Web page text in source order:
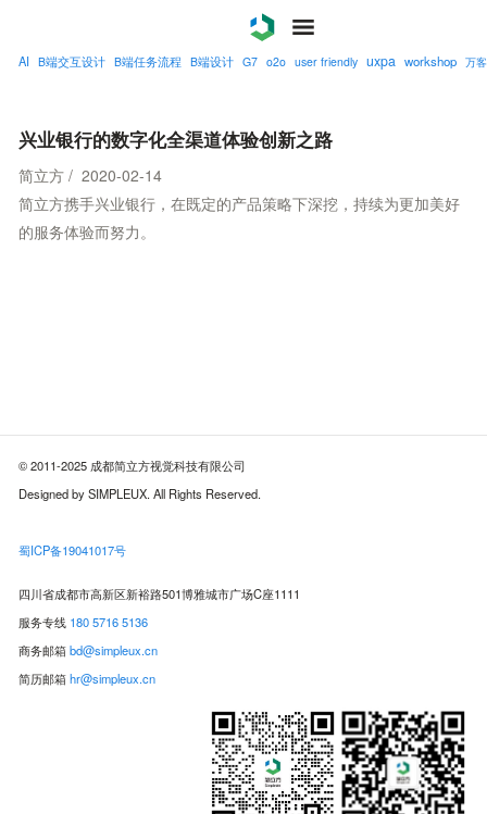
案例
服务
关于
AI B端交互设计 B端任务流程 B端设计 G7 o2o user friendly uxpa workshop 万
兴业银行的数字化全渠道体验创新之路
简立方 / 2020-02-14
简立方携手兴业银行，在既定的产品策略下深挖，持续为更加美好
的服务体验而努力。
© 2011-2025 成都简立方视觉科技有限公司
Designed by SIMPLEUX. All Rights Reserved.
蜀ICP备19041017号
四川省成都市高新区新裕路501博雅城市广场C座1111
服务专线 180 5716 5136
商务邮箱bd@simpleux.cn
简历邮箱hr@simpleux.cn